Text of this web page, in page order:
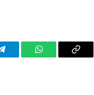
Telegram WhatsAppCopy